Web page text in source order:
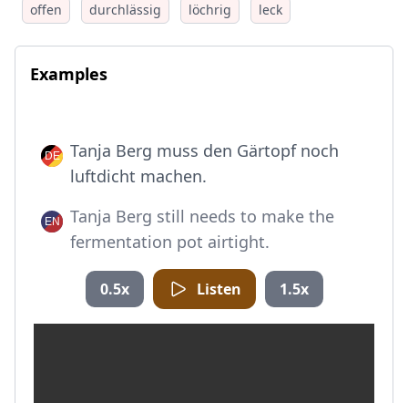
offen durchlässig löchrig leck
Examples
Tanja Berg muss den Gärtopf noch
luftdicht machen.
Tanja Berg still needs to make the
fermentation pot airtight.
0.5x Listen 1.5x